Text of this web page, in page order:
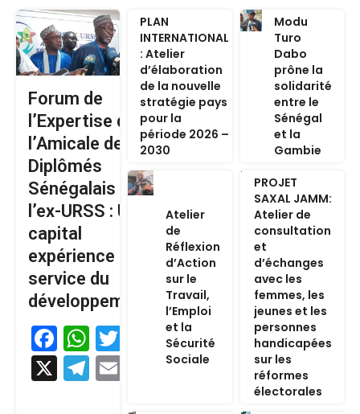
Forum de
l’Expertise de
l’Amicale des
Diplômés
Sénégalais de
l’ex-URSS : Un
capital
expérience au
service du
développement
Facebook
WhatsApp
Twitter
X
Telegram
Email
PLAN
INTERNATIONAL
: Atelier
d’élaboration
de la nouvelle
stratégie pays
pour la
période 2026 –
2030
Modu
Turo
Dabo
prône la
solidarité
entre le
Sénégal
et la
Gambie
Atelier
de
Réflexion
d’Action
sur le
Travail,
l’Emploi
et la
Sécurité
Sociale
PROJET
SAXAL JAMM:
Atelier de
consultation
et
d’échanges
avec les
femmes, les
jeunes et les
personnes
handicapées
sur les
réformes
électorales